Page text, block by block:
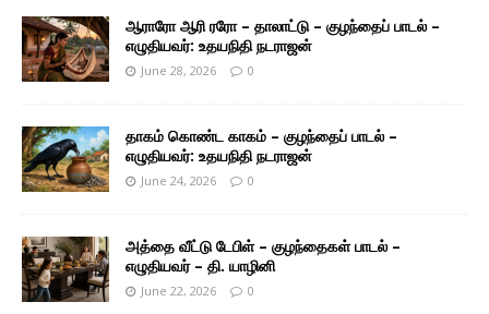
ஆராரோ ஆரி ரரோ – தாலாட்டு – குழந்தைப் பாடல் –
எழுதியவர்: உதயநிதி நடராஜன்
June 28, 2026 0
தாகம் கொண்ட காகம் – குழந்தைப் பாடல் –
எழுதியவர்: உதயநிதி நடராஜன்
June 24, 2026 0
அத்தை வீட்டு டேபிள் – குழந்தைகள் பாடல் –
எழுதியவர் – தி. யாழினி
June 22, 2026 0